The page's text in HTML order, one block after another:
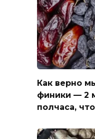
Как верно
финики — 2
полчаса,